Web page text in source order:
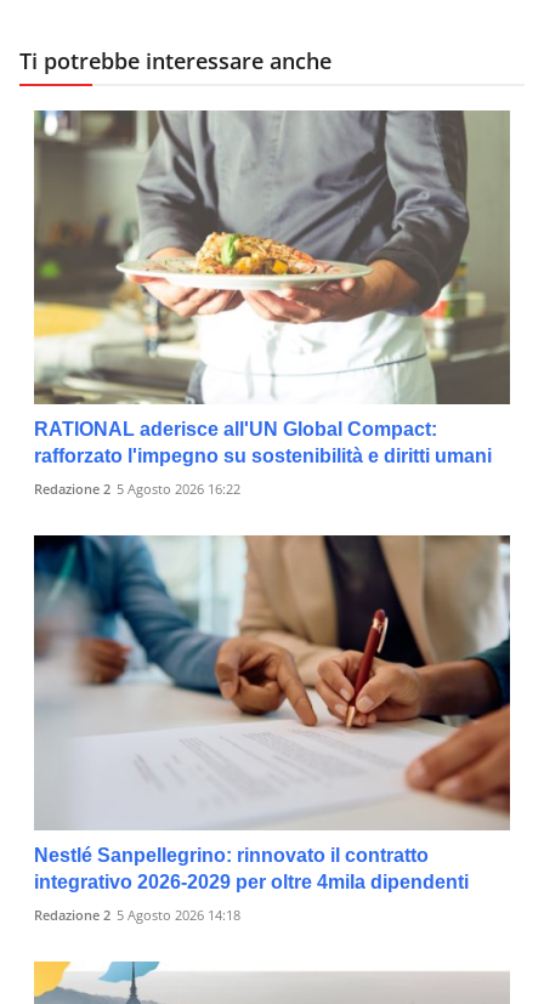
Ti potrebbe interessare anche
RATIONAL aderisce all'UN Global Compact:
rafforzato l'impegno su sostenibilità e diritti umani
Redazione 2 5 Agosto 2026 16:22
Nestlé Sanpellegrino: rinnovato il contratto
integrativo 2026-2029 per oltre 4mila dipendenti
Redazione 2 5 Agosto 2026 14:18